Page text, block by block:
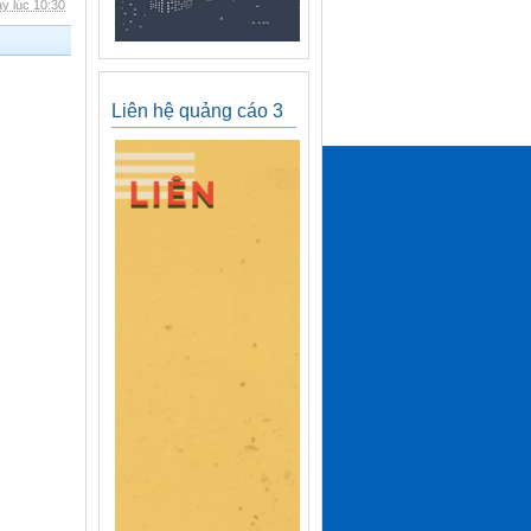
lúc 10:30
Liên hệ quảng cáo 3